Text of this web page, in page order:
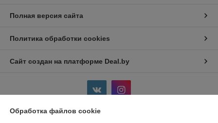
Полная версия сайта
Политика обработки cookies
Сайт создан на платформе Deal.by
Обработка файлов cookie